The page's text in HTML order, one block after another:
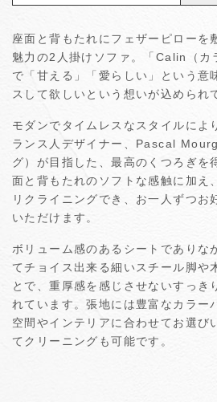
座面と背もたれにフェザーピローを
魅力の2人掛けソファ。「Calin（カ
で「甘える」「愛らしい」という意
スして欲しいという想いが込められ
モダンでタイムレスなスタイルによ
ランス人デザイナー、Pascal
グ）が目指した、最高のくつろぎを
面と背もたれのソフトな感触に加え
リクライニングでき、お一人ずつお
いただけます。
ボリューム感のあるシートでありな
てチョイス出来る細いスチール脚や
とで、重厚感を感じさせないすっき
れています。張地には豊富なカラー
空間やインテリアに合わせてお選び
てクリーニングも可能です。